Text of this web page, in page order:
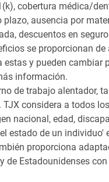
cobertura médica/
ausencia por
descuentos en
se proporcionan de
y pueden cambiar
información.
de trabajo alentador,
considera a todos
nacional, edad,
estado de un individuo'
proporciona
Estadounidenses